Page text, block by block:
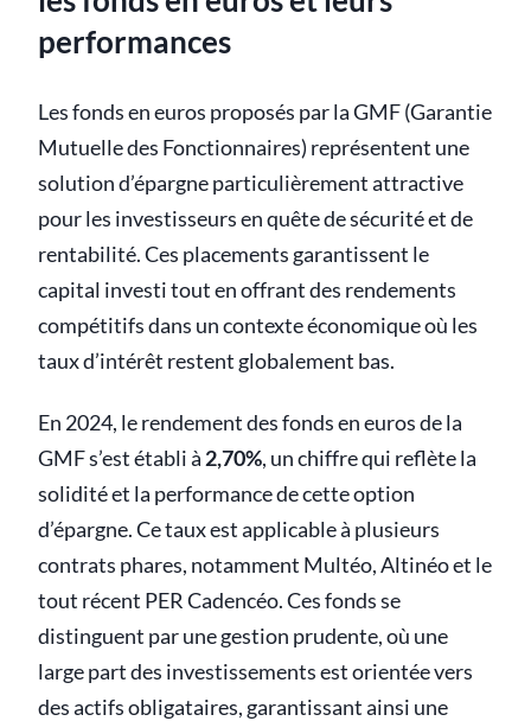
performances
Les fonds en euros proposés par la GMF (Garantie
Mutuelle des Fonctionnaires) représentent une
solution d’épargne particulièrement attractive
pour les investisseurs en quête de sécurité et de
rentabilité. Ces placements garantissent le
capital investi tout en offrant des rendements
compétitifs dans un contexte économique où les
taux d’intérêt restent globalement bas.
En 2024, le rendement des fonds en euros de la
GMF s’est établi à 2,70%, un chiffre qui reflète la
solidité et la performance de cette option
d’épargne. Ce taux est applicable à plusieurs
contrats phares, notamment Multéo, Altinéo et le
tout récent PER Cadencéo. Ces fonds se
distinguent par une gestion prudente, où une
large part des investissements est orientée vers
des actifs obligataires, garantissant ainsi une